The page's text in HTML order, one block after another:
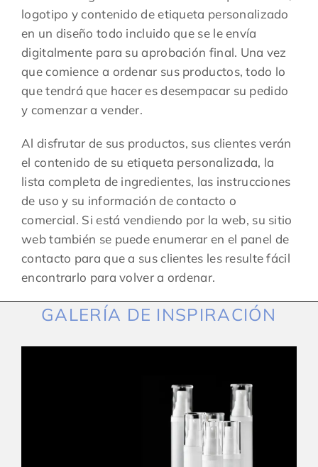
logotipo y contenido de etiqueta personalizado
en un diseño todo incluido que se le envía
digitalmente para su aprobación final. Una vez
que comience a ordenar sus productos, todo lo
que tendrá que hacer es desempacar su pedido
y comenzar a vender.
Al disfrutar de sus productos, sus clientes verán
el contenido de su etiqueta personalizada, la
lista completa de ingredientes, las instrucciones
de uso y su información de contacto o
comercial. Si está vendiendo por la web, su sitio
web también se puede enumerar en el panel de
contacto para que a sus clientes les resulte fácil
encontrarlo para volver a ordenar.
GALERÍA DE INSPIRACIÓN